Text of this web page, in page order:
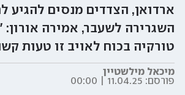
ארדואן, הצדדים מנסים להגיע
השגרירה לשעבר, אמירה
טורקיה בכוח לאויב זו טעות
מיכאל מילשטיין
פורסם: 11.04.25 | 00:00